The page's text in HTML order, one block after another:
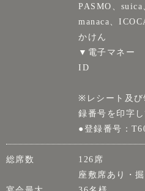
PASMO、
manaca、
かけん
▼電子マネー
ID
※レシート及び
録番号を印字
●登録番号：
総席数
126席
座敷席あり・